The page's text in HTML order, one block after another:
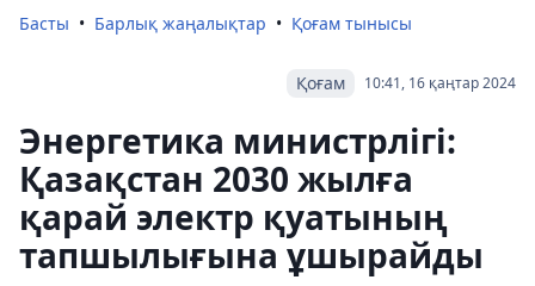
Басты Барлық жаңалықтар Қоғам тынысы
10:41, 16 қаңтар 2024
Қоғам
Энергетика министрлігі:
Қазақстан 2030 жылға
қарай электр қуатының
тапшылығына ұшырайды